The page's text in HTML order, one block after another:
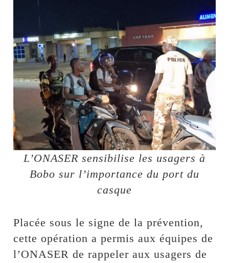
L’ONASER sensibilise les usagers à
Bobo sur l’importance du port du
casque
Placée sous le signe de la prévention,
cette opération a permis aux équipes de
l’ONASER de rappeler aux usagers de